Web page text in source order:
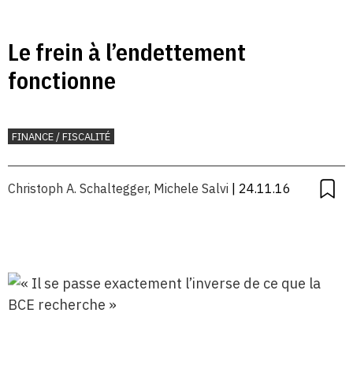
Le frein à l’endettement
fonctionne
FINANCE / FISCALITÉ
Christoph A. Schaltegger, Michele Salvi | 24.11.16